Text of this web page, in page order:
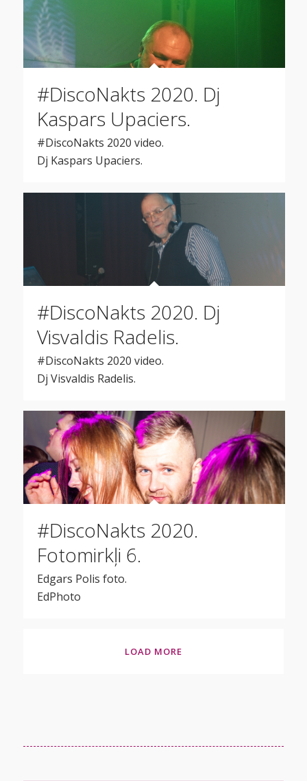
#DiscoNakts 2020. Dj
Kaspars Upaciers.
#DiscoNakts 2020 video.
Dj Kaspars Upaciers.
#DiscoNakts 2020. Dj
Visvaldis Radelis.
#DiscoNakts 2020 video.
Dj Visvaldis Radelis.
#DiscoNakts 2020.
Fotomirkļi 6.
Edgars Polis foto.
EdPhoto
LOAD MORE